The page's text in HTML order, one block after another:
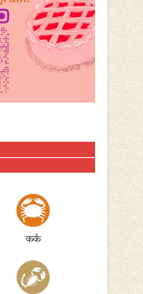
कर्क